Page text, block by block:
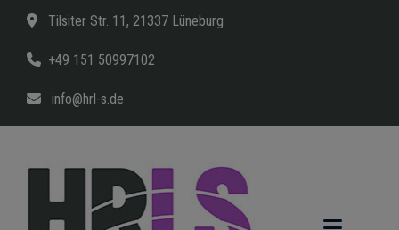
Tilsiter Str. 11, 21337 Lüneburg
+49 151 50997102
info@hrl-s.de